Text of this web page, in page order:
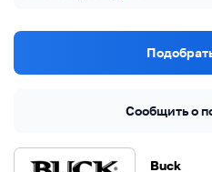
Buck
Сообщить о